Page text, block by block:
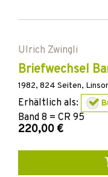
Ulrich Zwingli
Briefwechsel
1982, 824 Seiten,
Erhältlich als:
Band 8 = CR 95
220,00 €